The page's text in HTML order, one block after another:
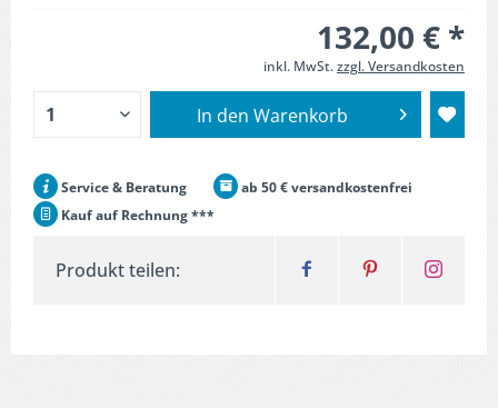
132,00 € *
inkl. MwSt.zzgl. Versandkosten
In den Warenkorb
Service & Beratung
ab 50 € versandkostenfrei
Kauf auf Rechnung ***
Produkt teilen: